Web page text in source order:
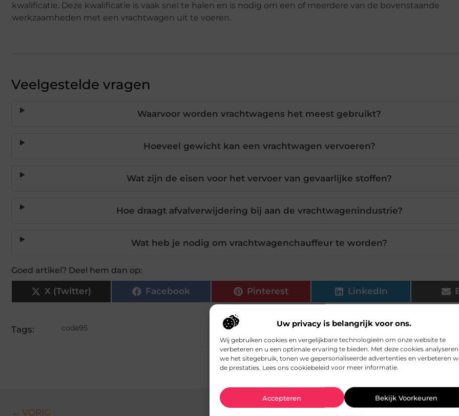
Uw privacy is belangrijk voor ons.
Wij gebruiken cookies en vergelijkbare technologieën om onze website te
verbeteren en u een optimale ervaring te bieden. Met deze cookies analyseren
we het sitegebruik, tonen we gepersonaliseerde advertenties en verbeteren
de prestaties. Lees ons cookiebeleid voor meer informatie.
Accepteren Bekijk Voorkeuren
kwalificatie. Deze kwalificatie is vaak snel te halen en is nodig om een of meerdere van de bovenstaande
werkzaamheden met een vrachtwagen uit te voeren.
Veelgestelde vragen
Waarvoor worden vrachtwagens het meest gebruikt?
Hoeveel gewicht kan een vrachtwagen vervoeren?
Wat zijn de eisen voor het vervoer van gevaarlijke stoffen?
Hoe draagt afvalverwijdering bij aan de vrachtwagenindustrie?
Wat heb je nodig om vrachtwagenchauffeur te worden?
Goed artikel? Deel hem dan op:
X (Twitter) Facebook Pinterest LinkedIn
Tags: code95
← VORIG